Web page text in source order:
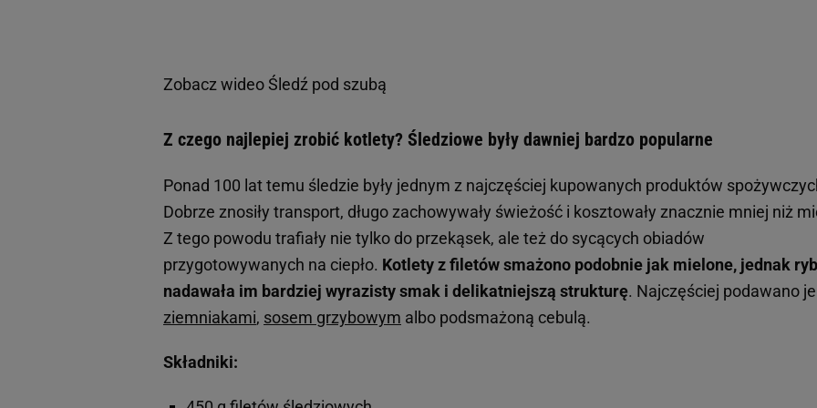
Zobacz wideoŚledź pod szubą
Z czego najlepiej zrobić kotlety? Śledziowe były dawniej bardzo popularne
Ponad 100 lat temu śledzie były jednym z najczęściej kupowanych produktów
Dobrze znosiły transport, długo zachowywały świeżość i kosztowały znacznie mniej niż
Z tego powodu trafiały nie tylko do przekąsek, ale też do sycących obiadów
przygotowywanych na ciepło. Kotlety z filetów smażono podobnie jak mielone, jednak
nadawała im bardziej wyrazisty smak i delikatniejszą strukturę. Najczęściej podawano
ziemniakami, sosem grzybowym albo podsmażoną cebulą.
Składniki: